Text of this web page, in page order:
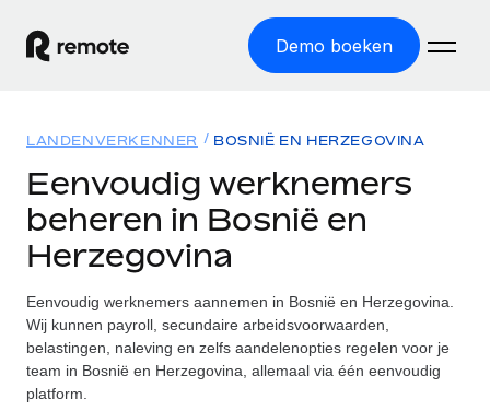
Demo boeken
GLOBAL HR
Global Payroll
Employer of Record
Internationaal uitbreiden zonder kosten voor entiteiten
Contractor of Record
Solutions
INTERNATIONALE DEKKING
Landenverkenner
Vind global HR-support per land
Statenverkenner VS
Bronnen
TOOLS EN CALCULATORS
Risicocalculator voor verkeerde classificatie
Check de classificatierisico's per land
Tarieven
LANDENVERKENNER BOSNIË EN HERZEGOVINA
Eenvoudig werknemers
beheren in Bosnië en
Herzegovina
Eenvoudig werknemers aannemen in Bosnië en Herzegovina.
Wij kunnen payroll, secundaire arbeidsvoorwaarden,
belastingen, naleving en zelfs aandelenopties regelen voor je
team in Bosnië en Herzegovina, allemaal via één eenvoudig
platform.